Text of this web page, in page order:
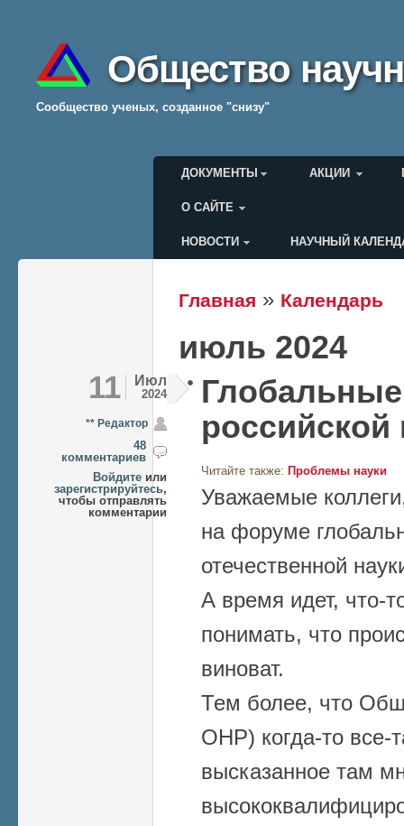
Общество
Cообщество ученых, созданное "снизу"
Главное меню
ДОКУМЕНТЫ АКЦИИ
О САЙТЕ
Меню пользователя
НОВОСТИ НАУЧНЫЙ
Вы здесь
Главная » Календарь
июль 2024
11 Июл
2024
** Редактор
48
комментариев
Войдите или
зарегистрируйтесь,
чтобы отправлять
комментарии
российской
Читайте также: Проблемы науки
Уважаемые
на форуме
отечественной
А время идет, что-
понимать, что
виноват.
Тем более, что
ОНР) когда-то все-
высказанное там